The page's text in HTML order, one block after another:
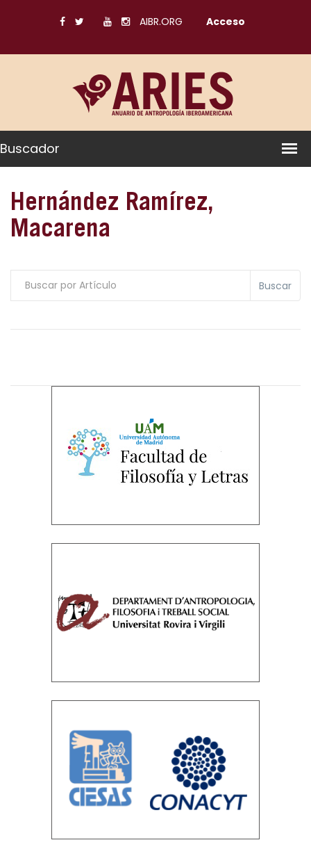
AIBR.ORG Acceso
Buscador
Hernández Ramírez,
Macarena
Buscar